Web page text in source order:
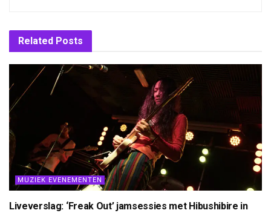
Related Posts
MUZIEK EVENEMENTEN
Liveverslag: ‘Freak Out’ jamsessies met Hibushibire in